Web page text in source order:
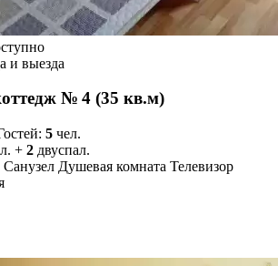
и выезда
№ 4 (35 кв.м)
5 чел.
+ 2 двуспал.
Санузел Душевая комната Телевизор